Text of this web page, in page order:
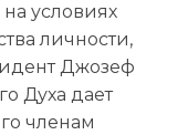
условиях
личности,
Джозеф
Духа дает
членам